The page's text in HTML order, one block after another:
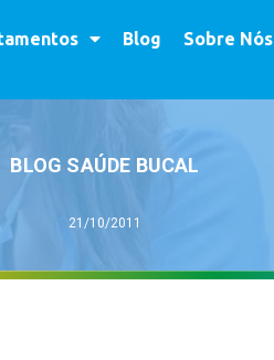
Blog Sobre Nós
BLOG SAÚDE BUCAL
21/10/2011